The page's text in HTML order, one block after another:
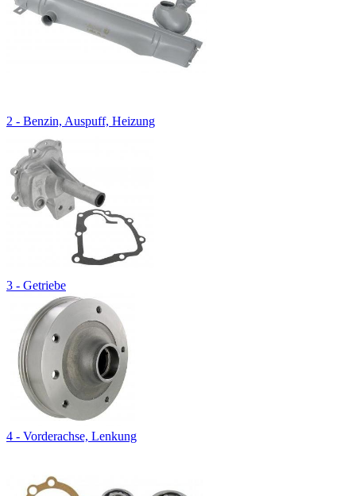
2 - Benzin, Auspuff, Heizung
3 - Getriebe
4 - Vorderachse, Lenkung